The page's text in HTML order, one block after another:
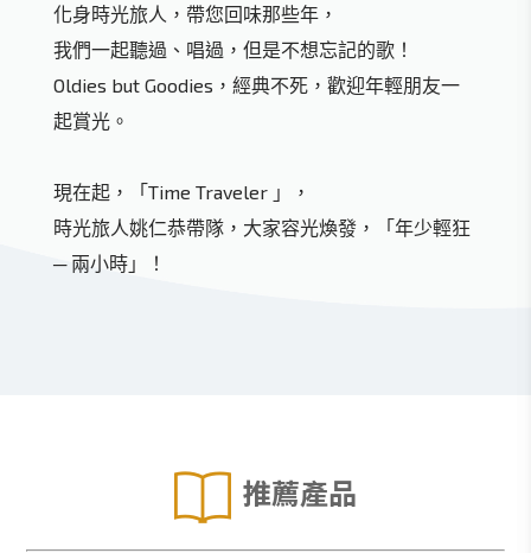
化身時光旅人，帶您回味那些年，
我們一起聽過、唱過，但是不想忘記的歌！
Oldies but Goodies，經典不死，歡迎年輕朋友一
起賞光。
現在起，「Time Traveler 」，
時光旅人姚仁恭帶隊，大家容光煥發，「年少輕狂
─ 兩小時」！
推薦產品